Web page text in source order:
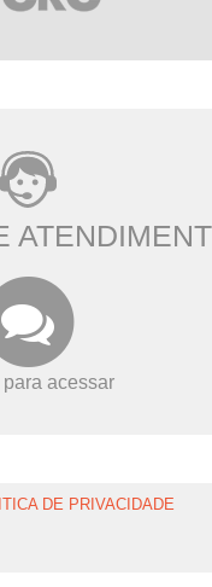
acessar
DE PRIVACIDADE